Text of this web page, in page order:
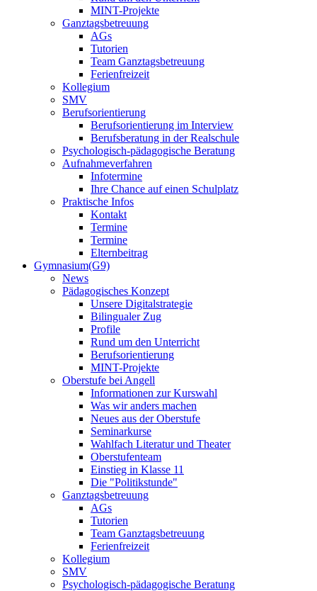
MINT-Projekte
Ganztagsbetreuung
AGs
Tutorien
Team Ganztagsbetreuung
Ferienfreizeit
Kollegium
SMV
Berufsorientierung
Berufsorientierung im Interview
Berufsberatung in der Realschule
Psychologisch-pädagogische Beratung
Aufnahmeverfahren
Infotermine
Ihre Chance auf einen Schulplatz
Praktische Infos
Kontakt
Termine
Termine
Elternbeitrag
Gymnasium(G9)
News
Pädagogisches Konzept
Unsere Digitalstrategie
Bilingualer Zug
Profile
Rund um den Unterricht
Berufsorientierung
MINT-Projekte
Oberstufe bei Angell
Informationen zur Kurswahl
Was wir anders machen
Neues aus der Oberstufe
Seminarkurse
Wahlfach Literatur und Theater
Oberstufenteam
Einstieg in Klasse 11
Die "Politikstunde"
Ganztagsbetreuung
AGs
Tutorien
Team Ganztagsbetreuung
Ferienfreizeit
Kollegium
SMV
Psychologisch-pädagogische Beratung